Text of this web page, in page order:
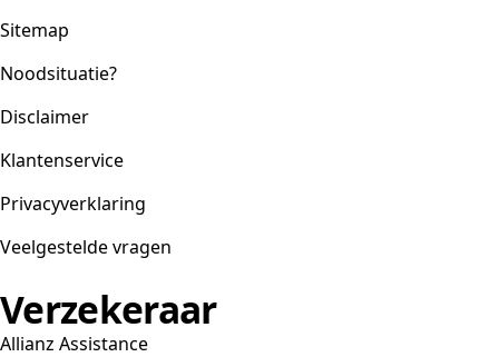
Sitemap
Noodsituatie?
Disclaimer
Klantenservice
Privacyverklaring
Veelgestelde vragen
Verzekeraar
Allianz Assistance